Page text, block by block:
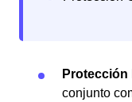
Protección
conjunto